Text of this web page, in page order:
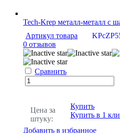
Tech-Krep металл-металл с
Артикул товара
0 отзывов
Сравнить
Цена за
штуку:
Купить
Купить в 1
Добавить в избранное